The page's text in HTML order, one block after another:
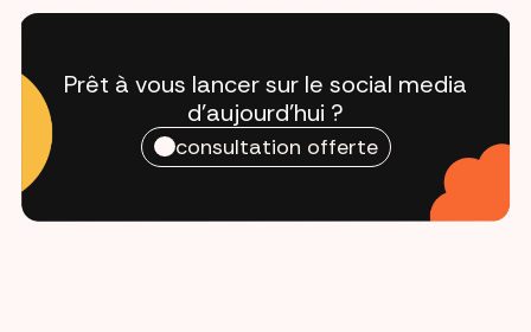
Prêt à vous lancer sur le social media
d'aujourd'hui ?
consultation offerte